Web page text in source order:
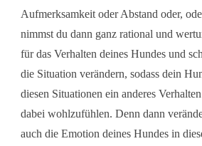
Aufmerksamkeit oder Abstand oder,
nimmst du dann ganz rational und
für das Verhalten deines Hundes und
die Situation verändern, sodass dein
diesen Situationen ein anderes
dabei wohlzufühlen. Denn dann
auch die Emotion deines Hundes in